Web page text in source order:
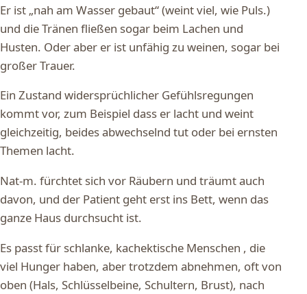
Er ist „nah am Wasser gebaut“ (weint viel, wie Puls.)
und die Tränen fließen sogar beim Lachen und
Husten. Oder aber er ist unfähig zu weinen, sogar bei
großer Trauer.
Ein Zustand widersprüchlicher Gefühlsregungen
kommt vor, zum Beispiel dass er lacht und weint
gleichzeitig, beides abwechselnd tut oder bei ernsten
Themen lacht.
Nat-m. fürchtet sich vor Räubern und träumt auch
davon, und der Patient geht erst ins Bett, wenn das
ganze Haus durchsucht ist.
Es passt für schlanke, kachektische Menschen , die
viel Hunger haben, aber trotzdem abnehmen, oft von
oben (Hals, Schlüsselbeine, Schultern, Brust), nach